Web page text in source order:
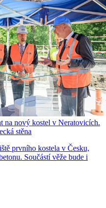
na nový kostel v Neratovicích.
stěna
prvního kostela v Česku,
Součástí věže bude i